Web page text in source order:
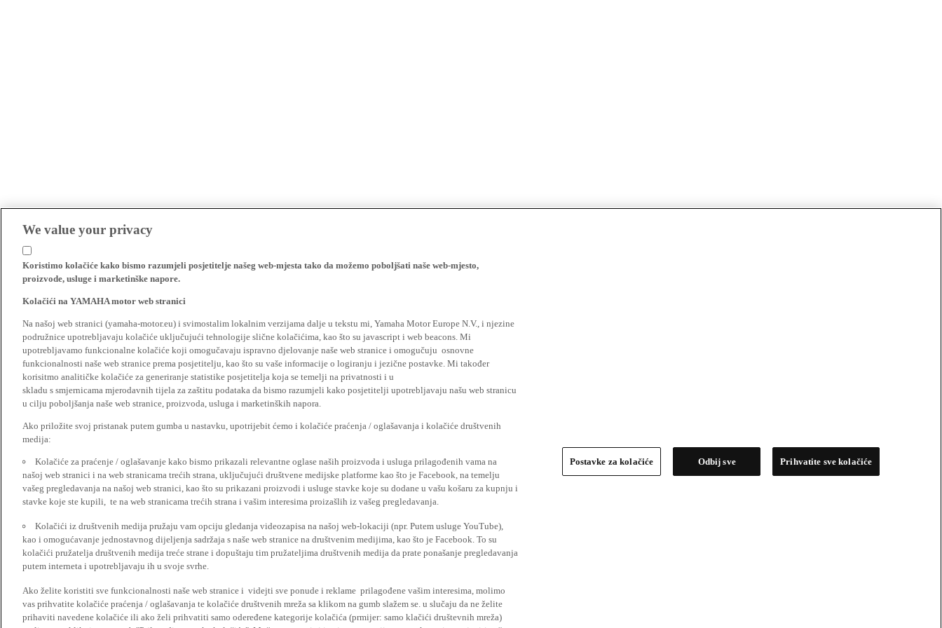
We value your privacy
Koristimo kolačiće kako bismo razumjeli posjetitelje našeg web-mjesta tako da možemo poboljšati naše web-mjesto,
proizvode, usluge i marketinške napore.
Kolačići na YAMAHA motor web stranici
Na našoj web stranici (yamaha-motor.eu) i svimostalim lokalnim verzijama dalje u tekstu mi, Yamaha Motor Europe N.V., i njezine
podružnice upotrebljavaju kolačiće uključujući tehnologije slične kolačićima, kao što su javascript i web beacons. Mi
upotrebljavamo funkcionalne kolačiće koji omogučavaju ispravno djelovanje naše web stranice i omogučuju osnovne
funkcionalnosti naše web stranice prema posjetitelju, kao što su vaše informacije o logiranju i jezične postavke. Mi također
korisitmo analitičke kolačiće za generiranje statistike posjetitelja koja se temelji na privatnosti i u
skladu s smjernicama mjerodavnih tijela za zaštitu podataka da bismo razumjeli kako posjetitelji upotrebljavaju našu web stranicu
u cilju poboljšanja naše web stranice, proizvoda, usluga i marketinških napora.
Ako priložite svoj pristanak putem gumba u nastavku, upotrijebit ćemo i kolačiće praćenja / oglašavanja i kolačiće društvenih
medija:
Kolačiće za praćenje / oglašavanje kako bismo prikazali relevantne oglase naših proizvoda i usluga prilagođenih vama na
našoj web stranici i na web stranicama trećih strana, uključujući društvene medijske platforme kao što je Facebook, na temelju
vašeg pregledavanja na našoj web stranici, kao što su prikazani proizvodi i usluge stavke koje su dodane u vašu košaru za kupnju i
stavke koje ste kupili, te na web stranicama trećih strana i vašim interesima proizašlih iz vašeg pregledavanja.
Kolačići iz društvenih medija pružaju vam opciju gledanja videozapisa na našoj web-lokaciji (npr. Putem usluge YouTube),
kao i omogućavanje jednostavnog dijeljenja sadržaja s naše web stranice na društvenim medijima, kao što je Facebook. To su
kolačići pružatelja društvenih medija treće strane i dopuštaju tim pružateljima društvenih medija da prate ponašanje pregledavanja
putem interneta i upotrebljavaju ih u svoje svrhe.
Ako želite koristiti sve funkcionalnosti naše web stranice i videjti sve ponude i reklame prilagođene vašim interesima, molimo
vas prihvatite kolačiće praćenja / oglašavanja te kolačiće društvenih mreža sa klikom na gumb slažem se. u slučaju da ne želite
prihaviti navedene kolačiće ili ako želi prihvatiti samo odeređene kategorije kolačića (prmijer: samo klačići društevnih mreža)
Postavke za kolačiće Odbij sve Prihvatite sve kolačiće